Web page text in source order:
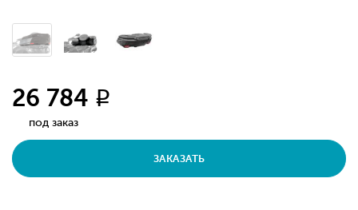
26 784 q
под заказ
ЗАКАЗАТЬ